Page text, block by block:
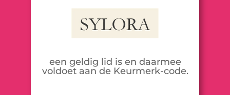
een geldig lid is en daarmee
voldoet aan de Keurmerk-code.